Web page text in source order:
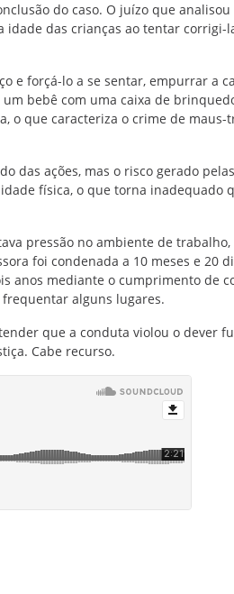
do caso. O juízo que analisou
das crianças ao tentar corrigi-
e forçá-lo a se sentar, empurrar a
bebê com uma caixa de
o que caracteriza o crime de maus-
das ações, mas o risco gerado
física, o que torna inadequado
pressão no ambiente de trabalho,
foi condenada a 10 meses e 20
anos mediante o cumprimento de
alguns lugares.
que a conduta violou o dever
Cabe recurso.